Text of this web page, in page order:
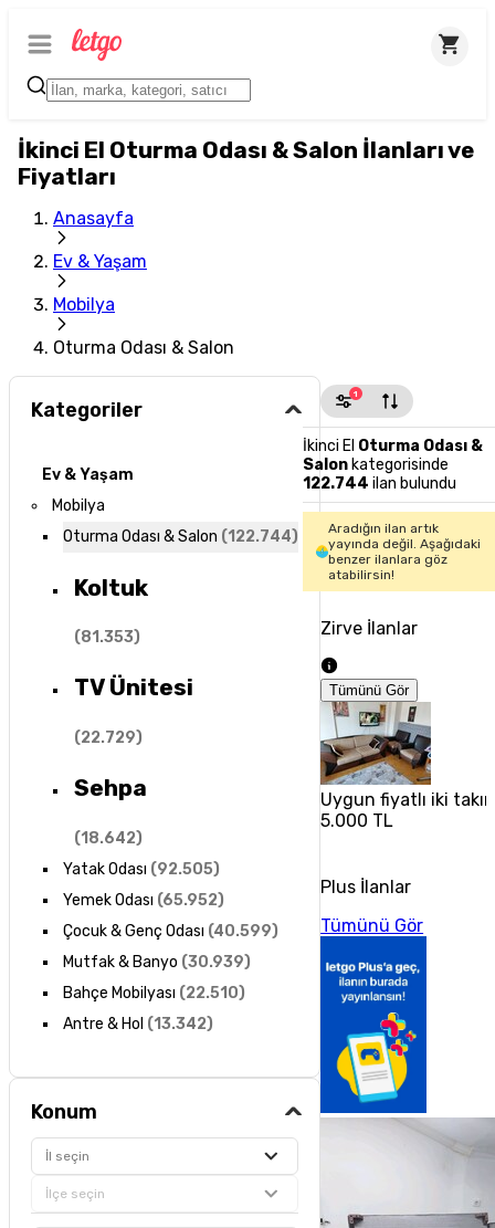
İkinci El Oturma Odası & Salon İlanları ve
Fiyatları
Anasayfa
Ev & Yaşam
Mobilya
Oturma Odası & Salon
Kategoriler
Ev & Yaşam
Mobilya
Oturma Odası & Salon (122.744)
Koltuk
(81.353)
TV Ünitesi
(22.729)
Sehpa
(18.642)
Yatak Odası (92.505)
Yemek Odası (65.952)
Çocuk & Genç Odası (40.599)
Mutfak & Banyo (30.939)
Bahçe Mobilyası (22.510)
Antre & Hol (13.342)
Konum
İl seçin
İlçe seçin
1
İkinci El Oturma Odası &
Salon kategorisinde
122.744 ilan bulundu
Aradığın ilan artık
yayında değil. Aşağıdaki
benzer ilanlara göz
atabilirsin!
Zirve İlanlar
Tümünü Gör
Uygun fiyatlı iki
5.000 TL
Plus İlanlar
Tümünü Gör